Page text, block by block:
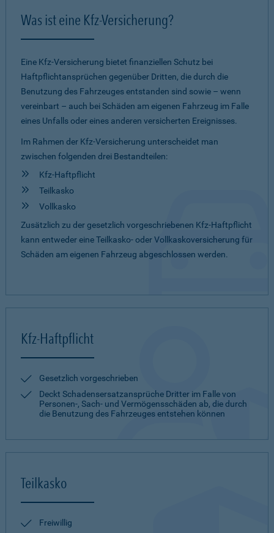
Was ist eine Kfz-Versicherung?
Eine Kfz-Versicherung bietet finanziellen Schutz bei
Haftpflichtansprüchen gegenüber Dritten, die durch die
Benutzung des Fahrzeuges entstanden sind sowie – wenn
vereinbart – auch bei Schäden am eigenen Fahrzeug im Falle
eines Unfalls oder eines anderen versicherten Ereignisses.
Im Rahmen der Kfz-Versicherung unterscheidet man
zwischen folgenden drei Bestandteilen:
Kfz-Haftpflicht
Teilkasko
Vollkasko
Zusätzlich zu der gesetzlich vorgeschriebenen Kfz-Haftpflicht
kann entweder eine Teilkasko- oder Vollkaskoversicherung für
Schäden am eigenen Fahrzeug abgeschlossen werden.
Kfz-Haftpflicht
Gesetzlich vorgeschrieben
Deckt Schadensersatzansprüche Dritter im Falle von
Personen-, Sach- und Vermögensschäden ab, die durch
die Benutzung des Fahrzeuges entstehen können
Teilkasko
Freiwillig